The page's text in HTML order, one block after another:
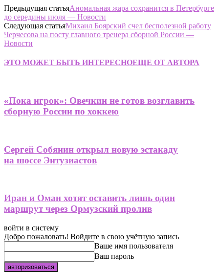
Предыдущая статьяАномальная жара сохранится в Петербурге
до середины июля — Новости
Следующая статьяМихаил Боярский счел бесполезной работу
Черчесова на посту главного тренера сборной России —
Новости
ЭТО МОЖЕТ БЫТЬ ИНТЕРЕСНОЕЩЕ ОТ АВТОРА
«Пока игрок»: Овечкин не готов возглавить
сборную России по хоккею
Сергей Собянин открыл новую эстакаду
на шоссе Энтузиастов
Иран и Оман хотят оставить лишь один
маршрут через Ормузский пролив
войти в систему
Добро пожаловать! Войдите в свою учётную запись
Ваше имя пользователя
Ваш пароль